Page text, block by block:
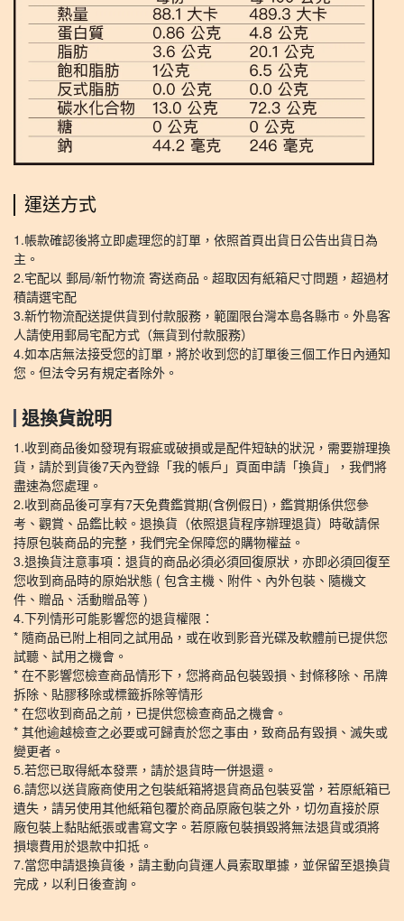
運送方式
1.帳款確認後將立即處理您的訂單，依照首頁出貨日公告出貨日為
主。
2.宅配以 郵局/新竹物流 寄送商品。超取因有紙箱尺寸問題，超過材
積請選宅配
3.新竹物流配送提供貨到付款服務，範圍限台灣本島各縣市。外島客
人請使用郵局宅配方式（無貨到付款服務）
4.如本店無法接受您的訂單，將於收到您的訂單後三個工作日內通知
您。但法令另有規定者除外。
退換貨說明
1.收到商品後如發現有瑕疵或破損或是配件短缺的狀況，需要辦理換
貨，請於到貨後7天內登錄「我的帳戶」頁面申請「換貨」，我們將
盡速為您處理。
2.收到商品後可享有7天免費鑑賞期(含例假日)，鑑賞期係供您參
考、觀賞、品鑑比較。退換貨（依照退貨程序辦理退貨）時敬請保
持原包裝商品的完整，我們完全保障您的購物權益。
3.退換貨注意事項：退貨的商品必須必須回復原狀，亦即必須回復至
您收到商品時的原始狀態 ( 包含主機、附件、內外包裝、隨機文
件、贈品、活動贈品等 )
4.下列情形可能影響您的退貨權限：
* 隨商品已附上相同之試用品，或在收到影音光碟及軟體前已提供您
試聽、試用之機會。
* 在不影響您檢查商品情形下，您將商品包裝毀損、封條移除、吊牌
拆除、貼膠移除或標籤拆除等情形
* 在您收到商品之前，已提供您檢查商品之機會。
* 其他逾越檢查之必要或可歸責於您之事由，致商品有毀損、滅失或
變更者。
5.若您已取得紙本發票，請於退貨時一併退還。
6.請您以送貨廠商使用之包裝紙箱將退貨商品包裝妥當，若原紙箱已
遺失，請另使用其他紙箱包覆於商品原廠包裝之外，切勿直接於原
廠包裝上黏貼紙張或書寫文字。若原廠包裝損毀將無法退貨或須將
損壞費用於退款中扣抵。
7.當您申請退換貨後，請主動向貨運人員索取單據，並保留至退換貨
完成，以利日後查詢。